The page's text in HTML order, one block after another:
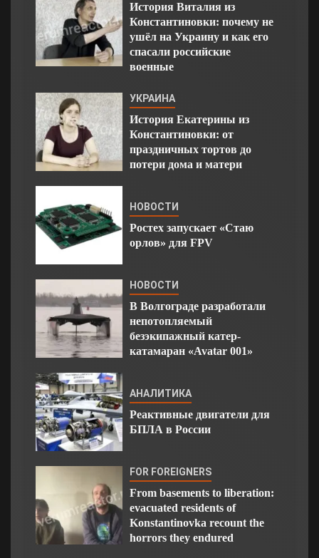
История Виталия из
Константиновки: почему не
ушёл на Украину и как его
спасали российские
военные
УКРАИНА
История Екатерины из
Константиновки: от
праздничных тортов до
потери дома и матери
НОВОСТИ
Ростех запускает «Стаю
орлов» для FPV
НОВОСТИ
В Волгограде разработали
непотопляемый
безэкипажный катер-
катамаран «Avatar 001»
АНАЛИТИКА
Реактивные двигатели для
БПЛА в России
FOR FOREIGNERS
From basements to liberation:
evacuated residents of
Konstantinovka recount the
horrors they endured